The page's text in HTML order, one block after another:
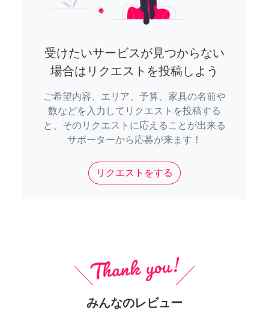
受けたいサービスが見つからない
場合はリクエストを投稿しよう
ご希望内容、エリア、予算、家具の名前や
数などを入力してリクエストを投稿する
と、そのリクエストに応えることが出来る
サポーターから応募が来ます！
リクエストをする
みんなのレビュー